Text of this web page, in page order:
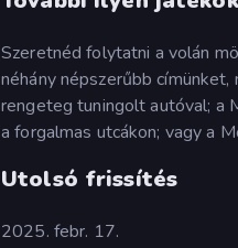
Szeretnéd folytatni a volán
néhány népszerűbb címünket,
rengeteg tuningolt autóval; a
a forgalmas utcákon; vagy a
Utolsó frissítés
2025. febr. 17.